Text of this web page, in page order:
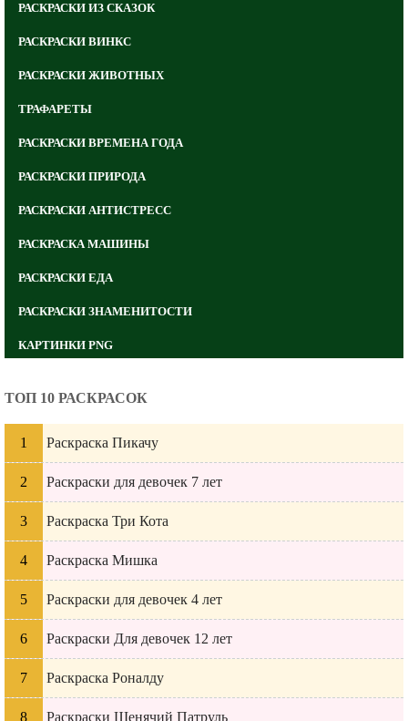
РАСКРАСКИ ИЗ СКАЗОК
РАСКРАСКИ ВИНКС
РАСКРАСКИ ЖИВОТНЫХ
ТРАФАРЕТЫ
РАСКРАСКИ ВРЕМЕНА ГОДА
РАСКРАСКИ ПРИРОДА
РАСКРАСКИ АНТИСТРЕСС
РАСКРАСКА МАШИНЫ
РАСКРАСКИ ЕДА
РАСКРАСКИ ЗНАМЕНИТОСТИ
КАРТИНКИ PNG
ТОП 10 РАСКРАСОК
Раскраска Пикачу
Раскраски для девочек 7 лет
Раскраска Три Кота
Раскраска Мишка
Раскраски для девочек 4 лет
Раскраски Для девочек 12 лет
Раскраска Роналду
Раскраски Щенячий Патруль